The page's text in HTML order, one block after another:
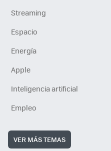
Streaming
Espacio
Energía
Apple
Inteligencia artificial
Empleo
VER MÁS TEMAS